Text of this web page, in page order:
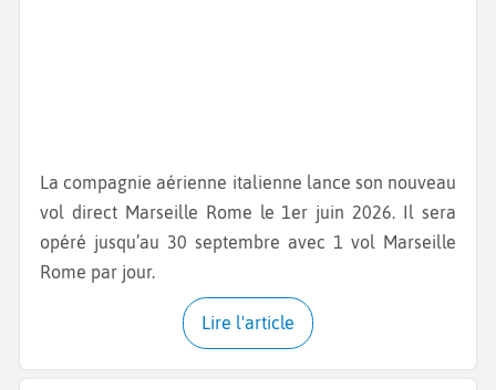
La compagnie aérienne italienne lance son nouveau
vol direct Marseille Rome le 1er juin 2026. Il sera
opéré jusqu’au 30 septembre avec 1 vol Marseille
Rome par jour.
Lire l'article